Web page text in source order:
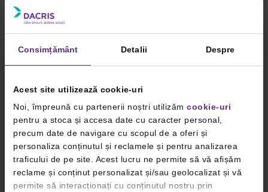
Consimțământ Detalii Despre
Acest site utilizează cookie-uri
Noi, împreună cu partenerii noștri utilizăm cookie-uri
pentru a stoca și accesa date cu caracter personal,
precum date de navigare cu scopul de a oferi și
personaliza conținutul și reclamele și pentru analizarea
traficului de pe site. Acest lucru ne permite să vă afișăm
reclame și conținut personalizat și/sau geolocalizat și vă
permite să interacționați cu conținutul nostru prin